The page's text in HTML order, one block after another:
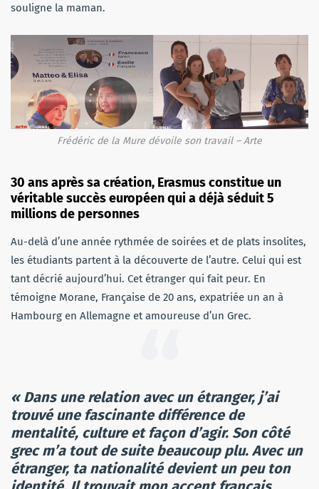
souligne la maman.
Frédéric de la Mure dévoile son travail – Arte
30 ans après sa création, Erasmus constitue un
véritable succès européen qui a déjà séduit 5
millions de personnes
Au-delà d’une année rythmée de soirées et de plats insolites,
les étudiants partent à la découverte de l’autre. Celui qui est
tant décrié aujourd’hui. Cet étranger qui fait peur. En
témoigne Morane, Française de 20 ans, expatriée un an à
Hambourg en Allemagne et amoureuse d’un Grec.
« Dans une relation avec un étranger, j’ai
trouvé une fascinante différence de
mentalité, culture et façon d’agir. Son côté
grec m’a tout de suite beaucoup plu. Avec un
étranger, ta nationalité devient un peu ton